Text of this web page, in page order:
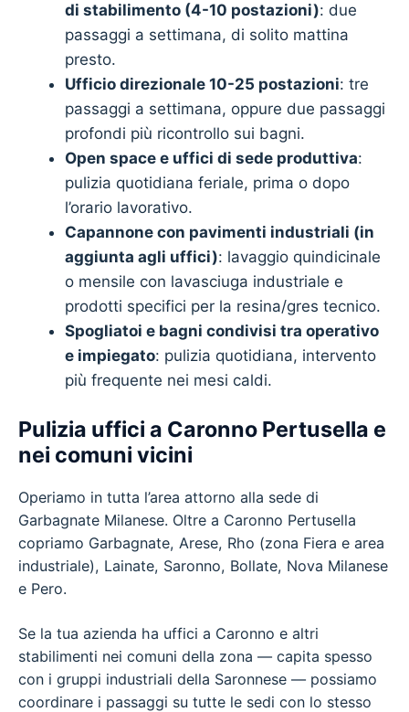
di stabilimento (4-10 postazioni): due
passaggi a settimana, di solito mattina
presto.
Ufficio direzionale 10-25 postazioni: tre
passaggi a settimana, oppure due passaggi
profondi più ricontrollo sui bagni.
Open space e uffici di sede produttiva:
pulizia quotidiana feriale, prima o dopo
l’orario lavorativo.
Capannone con pavimenti industriali (in
aggiunta agli uffici): lavaggio quindicinale
o mensile con lavasciuga industriale e
prodotti specifici per la resina/gres tecnico.
Spogliatoi e bagni condivisi tra operativo
e impiegato: pulizia quotidiana, intervento
più frequente nei mesi caldi.
Pulizia uffici a Caronno Pertusella e
nei comuni vicini
Operiamo in tutta l’area attorno alla sede di
Garbagnate Milanese. Oltre a Caronno Pertusella
copriamo Garbagnate, Arese, Rho (zona Fiera e area
industriale), Lainate, Saronno, Bollate, Nova Milanese
e Pero.
Se la tua azienda ha uffici a Caronno e altri
stabilimenti nei comuni della zona — capita spesso
con i gruppi industriali della Saronnese — possiamo
coordinare i passaggi su tutte le sedi con lo stesso